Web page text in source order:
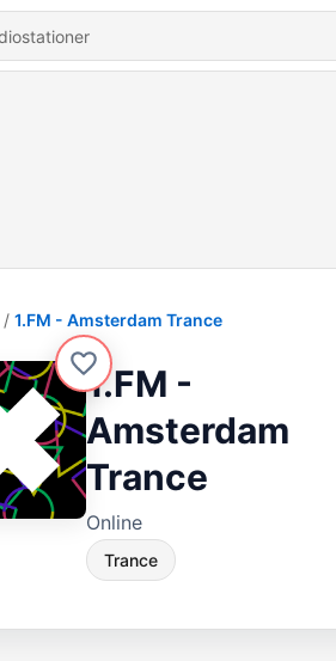
1.FM - Amsterdam Trance
1.FM -
Amsterdam
Trance
Online
Trance